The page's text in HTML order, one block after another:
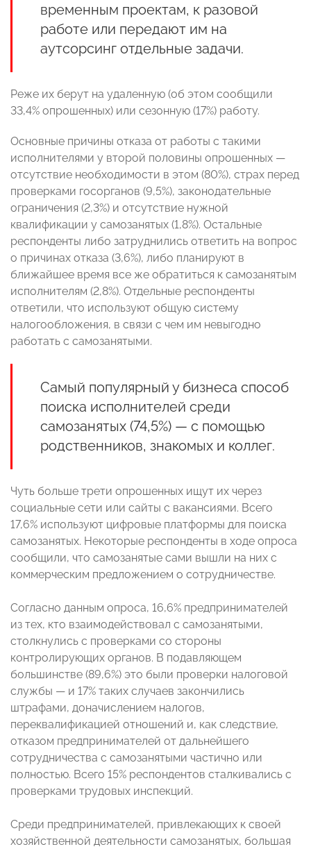
временным проектам, к разовой
работе или передают им на
аутсорсинг отдельные задачи.
Реже их берут на удаленную (об этом сообщили
33,4% опрошенных) или сезонную (17%) работу.
Основные причины отказа от работы с такими
исполнителями у второй половины опрошенных —
отсутствие необходимости в этом (80%), страх перед
проверками госорганов (9,5%), законодательные
ограничения (2,3%) и отсутствие нужной
квалификации у самозанятых (1,8%). Остальные
респонденты либо затруднились ответить на вопрос
о причинах отказа (3,6%), либо планируют в
ближайшее время все же обратиться к самозанятым
исполнителям (2,8%). Отдельные респонденты
ответили, что используют общую систему
налогообложения, в связи с чем им невыгодно
работать с самозанятыми.
Самый популярный у бизнеса способ
поиска исполнителей среди
самозанятых (74,5%) — с помощью
родственников, знакомых и коллег.
Чуть больше трети опрошенных ищут их через
социальные сети или сайты с вакансиями. Всего
17,6% используют цифровые платформы для поиска
самозанятых. Некоторые респонденты в ходе опроса
сообщили, что самозанятые сами вышли на них с
коммерческим предложением о сотрудничестве.
Согласно данным опроса, 16,6% предпринимателей
из тех, кто взаимодействовал с самозанятыми,
столкнулись с проверками со стороны
контролирующих органов. В подавляющем
большинстве (89,6%) это были проверки налоговой
службы — и 17% таких случаев закончились
штрафами, доначислением налогов,
переквалификацией отношений и, как следствие,
отказом предпринимателей от дальнейшего
сотрудничества с самозанятыми частично или
полностью. Всего 15% респондентов сталкивались с
проверками трудовых инспекций.
Среди предпринимателей, привлекающих к своей
хозяйственной деятельности самозанятых, большая